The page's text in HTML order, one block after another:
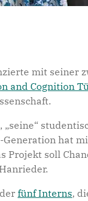
mit seiner
and Cognition
„seine“
hat
Projekt soll
fünf Interns,